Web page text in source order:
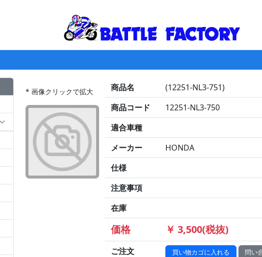
* 画像クリックで拡大 商品名
(12251-NL3-751)
商品コード
12251-NL3-750
適合車種
メーカー
HONDA
仕様
注意事項
在庫
価格 ￥ 3,500(税抜)
ご注文 買い物カゴに入れる 問い